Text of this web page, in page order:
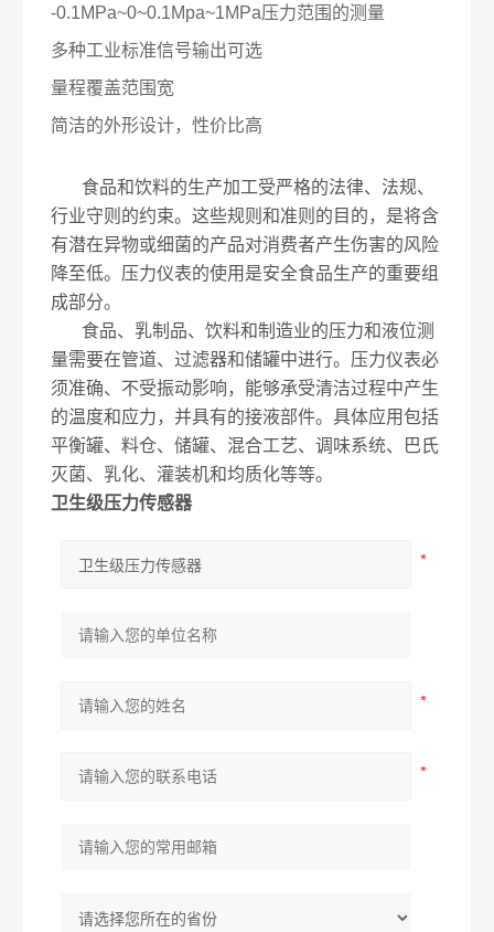
-0.1MPa~0~0.1Mpa~1MPa压力范围的测量
多种工业标准信号输出可选
量程覆盖范围宽
简洁的外形设计，性价比高
食品和饮料的生产加工受严格的法律、法规、
行业守则的约束。这些规则和准则的目的，是将含
有潜在异物或细菌的产品对消费者产生伤害的风险
降至低。压力仪表的使用是安全食品生产的重要组
成部分。
食品、乳制品、饮料和制造业的压力和液位测
量需要在管道、过滤器和储罐中进行。压力仪表必
须准确、不受振动影响，能够承受清洁过程中产生
的温度和应力，并具有的接液部件。具体应用包括
平衡罐、料仓、储罐、混合工艺、调味系统、巴氏
灭菌、乳化、灌装机和均质化等等。
卫生级压力传感器